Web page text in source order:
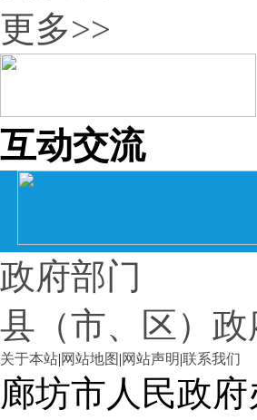
更多>>
互动交流
政府部门
县（市、区）政
关于本站|网站地图 |网站声明|联系我们
廊坊市人民政